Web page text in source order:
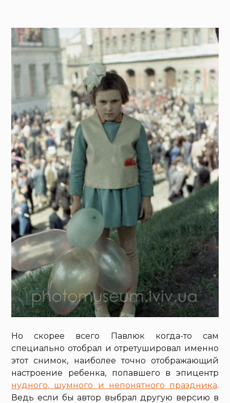
Но скорее всего Павлюк когда-то сам
специально отобрал и отретушировал именно
этот снимок, наиболее точно отображающий
настроение ребенка, попавшего в эпицентр
нудного, шумного и непонятного праздника.
Ведь если бы автор выбрал другую версию в